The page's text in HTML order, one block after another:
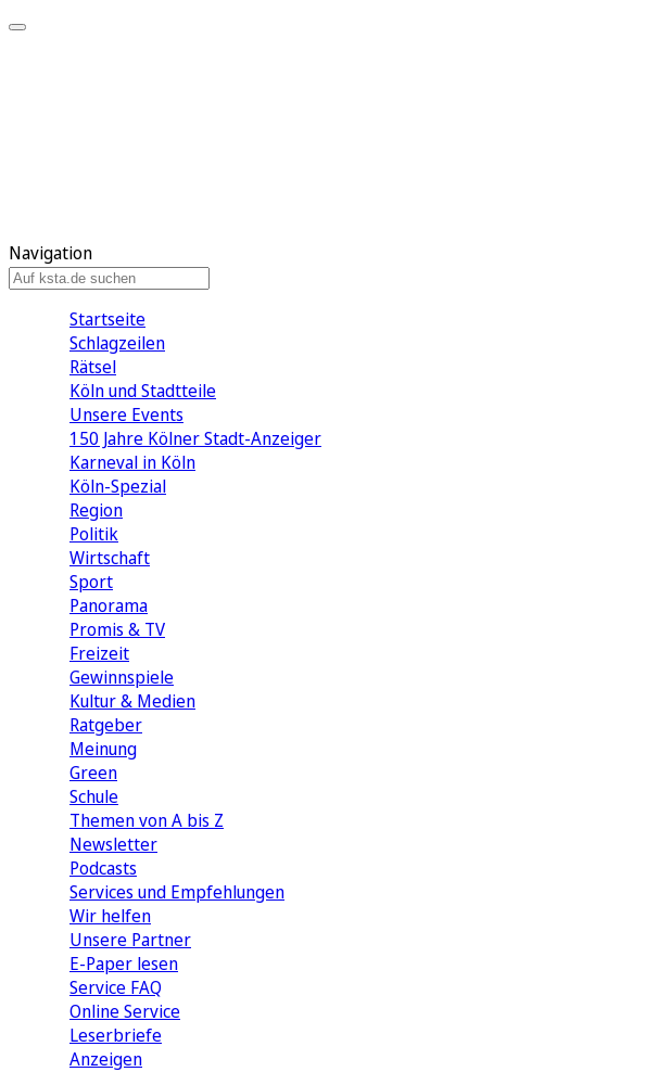
Navigation
Startseite
Schlagzeilen
Rätsel
Köln und Stadtteile
Unsere Events
150 Jahre Kölner Stadt-Anzeiger
Karneval in Köln
Köln-Spezial
Region
Politik
Wirtschaft
Sport
Panorama
Promis & TV
Freizeit
Gewinnspiele
Kultur & Medien
Ratgeber
Meinung
Green
Schule
Themen von A bis Z
Newsletter
Podcasts
Services und Empfehlungen
Wir helfen
Unsere Partner
E-Paper lesen
Service FAQ
Online Service
Leserbriefe
Anzeigen